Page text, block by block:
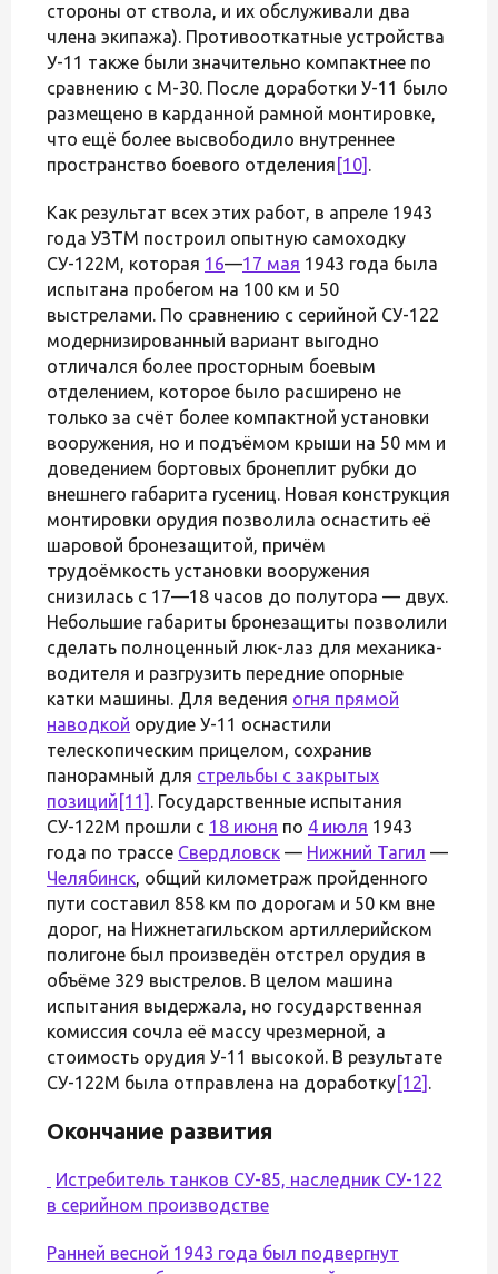
стороны от ствола, и их обслуживали два
члена экипажа). Противооткатные устройства
У-11 также были значительно компактнее по
сравнению с М-30. После доработки У-11 было
размещено в карданной рамной монтировке,
что ещё более высвободило внутреннее
пространство боевого отделения [10] .
Как результат всех этих работ, в апреле 1943
года УЗТМ построил опытную самоходку
СУ-122М, которая 16—17 мая 1943 года была
испытана пробегом на 100 км и 50
выстрелами. По сравнению с серийной СУ-122
модернизированный вариант выгодно
отличался более просторным боевым
отделением, которое было расширено не
только за счёт более компактной установки
вооружения, но и подъёмом крыши на 50 мм и
доведением бортовых бронеплит рубки до
внешнего габарита гусениц. Новая конструкция
монтировки орудия позволила оснастить её
шаровой бронезащитой, причём
трудоёмкость установки вооружения
снизилась с 17—18 часов до полутора — двух.
Небольшие габариты бронезащиты позволили
сделать полноценный люк-лаз для механика-
водителя и разгрузить передние опорные
катки машины. Для ведения огня прямой
наводкой орудие У-11 оснастили
телескопическим прицелом, сохранив
панорамный для стрельбы с закрытых
позиций [11] . Государственные испытания
СУ-122М прошли с 18 июня по 4 июля 1943
года по трассе Свердловск — Нижний Тагил —
Челябинск, общий километраж пройденного
пути составил 858 км по дорогам и 50 км вне
дорог, на Нижнетагильском артиллерийском
полигоне был произведён отстрел орудия в
объёме 329 выстрелов. В целом машина
испытания выдержала, но государственная
комиссия сочла её массу чрезмерной, а
стоимость орудия У-11 высокой. В результате
СУ-122М была отправлена на доработку[12] .
Окончание развития
Истребитель танков СУ-85, наследник СУ-122
в серийном производстве
Ранней весной 1943 года был подвергнут